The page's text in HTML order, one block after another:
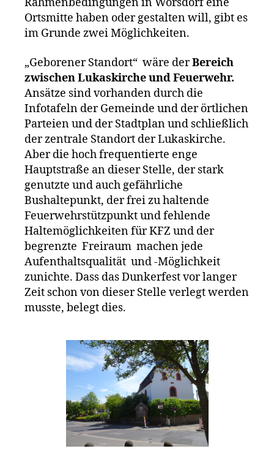
Rahmenbedingungen in Wörsdorf eine
Ortsmitte haben oder gestalten will, gibt es
im Grunde zwei Möglichkeiten.
„Geborener Standort“ wäre derBereich
zwischen Lukaskirche und Feuerwehr.
Ansätze sind vorhanden durch die
Infotafeln der Gemeinde und der örtlichen
Parteien und der Stadtplan und schließlich
der zentrale Standort der Lukaskirche.
Aber die hoch frequentierte enge
Hauptstraße an dieser Stelle, der stark
genutzte und auch gefährliche
Bushaltepunkt, der frei zu haltende
Feuerwehrstützpunkt und fehlende
Haltemöglichkeiten für KFZ und der
begrenzte Freiraum machen jede
Aufenthaltsqualität und -Möglichkeit
zunichte. Dass das Dunkerfest vor langer
Zeit schon von dieser Stelle verlegt werden
musste, belegt dies.